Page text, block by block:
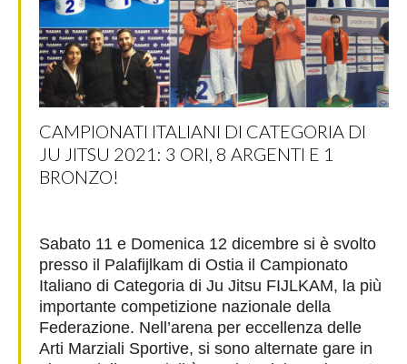
CAMPIONATI ITALIANI DI CATEGORIA DI
JU JITSU 2021: 3 ORI, 8 ARGENTI E 1
BRONZO!
Sabato 11 e Domenica 12 dicembre si è svolto
presso il Palafijlkam di Ostia il Campionato
Italiano di Categoria di Ju Jitsu FIJLKAM, la più
importante competizione nazionale della
Federazione. Nell’arena per eccellenza delle
Arti Marziali Sportive, si sono alternate gare in